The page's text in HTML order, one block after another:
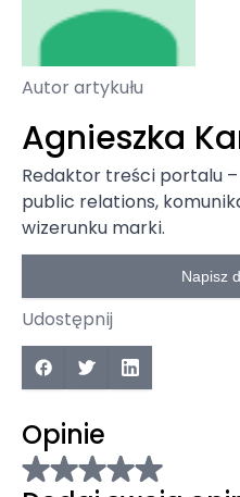
Autor artykułu
Agnieszka
Redaktor treści portalu
public relations,
wizerunku marki.
Napisz
Udostępnij
Opinie